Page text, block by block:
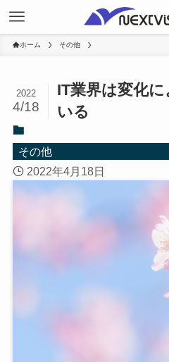
ホーム その他
IT業界は変化
いる
2022
4/18
その他
2022年4月18日